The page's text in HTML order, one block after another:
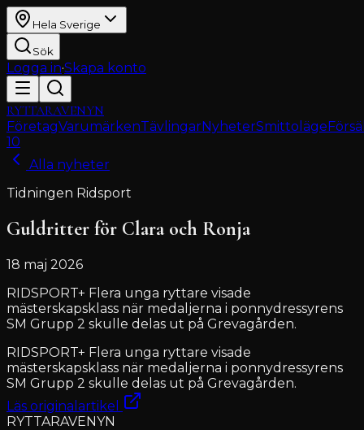
Hela Sverige
Sök
Logga in·Skapa konto
RYTTARAVENYN
FöretagVarumärkenTävlingarNyheterSmittoläge
10
Alla nyheter
Tidningen Ridsport
Guldritter för Clara och Ronja
18 maj 2026
RIDSPORT+ Flera unga ryttare visade
mästerskapsklass när medaljerna i ponnydressyrens
SM Grupp 2 skulle delas ut på Grevagården.
RIDSPORT+ Flera unga ryttare visade
mästerskapsklass när medaljerna i ponnydressyrens
SM Grupp 2 skulle delas ut på Grevagården.
Läs originalartikel
RYTTARAVENYN